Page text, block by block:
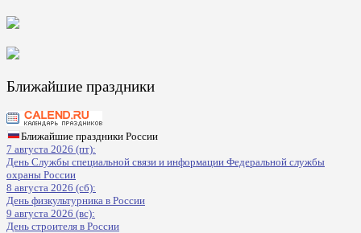
Ближайшие праздники
Ближайшие праздники России
7 августа 2026 (пт):
День Службы специальной связи и информации Федеральной службы
охраны России
8 августа 2026 (сб):
День физкультурника в России
9 августа 2026 (вс):
День строителя в России